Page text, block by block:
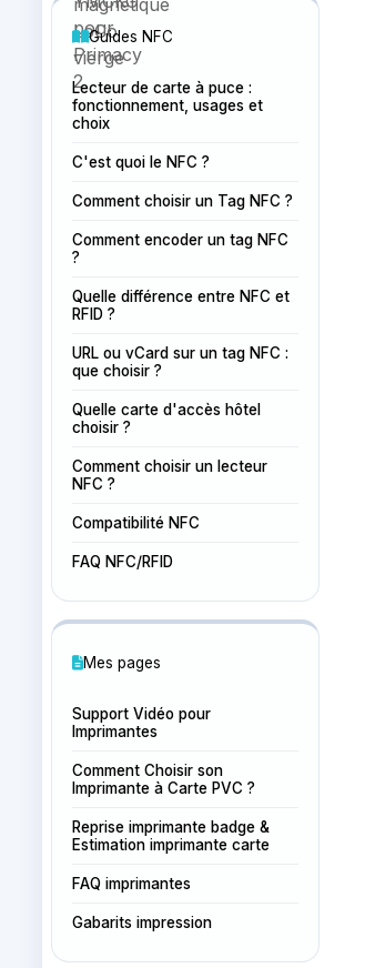
Guides NFC
Lecteur de carte à puce :
fonctionnement, usages et
choix
C'est quoi le NFC ?
Comment choisir un Tag NFC ?
Comment encoder un tag NFC
?
Quelle différence entre NFC et
RFID ?
URL ou vCard sur un tag NFC :
que choisir ?
Quelle carte d'accès hôtel
choisir ?
Comment choisir un lecteur
NFC ?
Compatibilité NFC
FAQ NFC/RFID
Mes pages
Support Vidéo pour
Imprimantes
Comment Choisir son
Imprimante à Carte PVC ?
Reprise imprimante badge &
Estimation imprimante carte
FAQ imprimantes
Gabarits impression